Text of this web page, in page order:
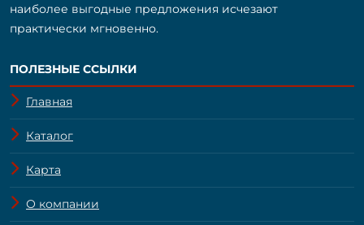
наиболее выгодные предложения исчезают
практически мгновенно.
ПОЛЕЗНЫЕ ССЫЛКИ
Главная
Каталог
Карта
О компании